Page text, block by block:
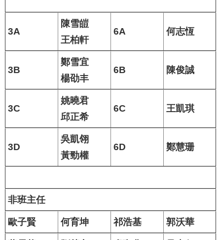
3A
陳雪皚
王柏軒
6A 何志恆
3B
鄭雪宜
楊劭丰
6B 陳俊誠
3C
姚曉君
邱正希
6C 王凱琪
3D
吳凱翎
黃勁權
6D 鄭慧珊
非班主任
歐子賢 何育坤 祁浩基 郭沃華